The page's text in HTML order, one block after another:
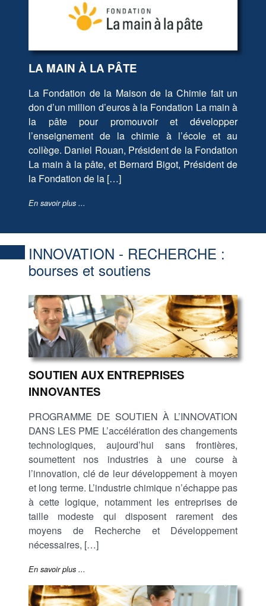
LA MAIN À LA PÂTE
La Fondation de la Maison de la Chimie fait un
don d’un million d’euros à la Fondation La main à
la pâte pour promouvoir et développer
l’enseignement de la chimie à l’école et au
collège. Daniel Rouan, Président de la Fondation
La main à la pâte, et Bernard Bigot, Président de
la Fondation de la […]
En savoir plus ...
INNOVATION - RECHERCHE :
bourses et soutiens
SOUTIEN AUX ENTREPRISES
INNOVANTES
PROGRAMME DE SOUTIEN À L’INNOVATION
DANS LES PME L’accélération des changements
technologiques, aujourd’hui sans frontières,
soumettent nos industries à une course à
l’innovation, clé de leur développement à moyen
et long terme. L’industrie chimique n’échappe pas
à cette logique, notamment les entreprises de
taille modeste qui disposent rarement des
moyens de Recherche et Développement
nécessaires, […]
En savoir plus ...